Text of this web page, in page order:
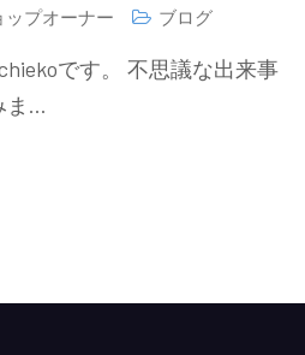
ップオーナー ブログ
です。 不思議な出来事
ま…